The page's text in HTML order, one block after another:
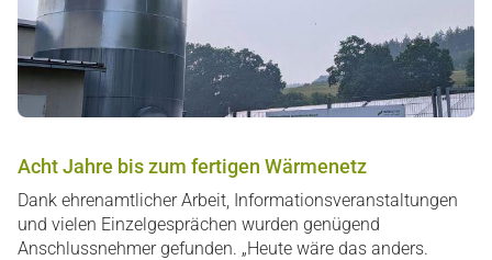
Acht Jahre bis zum fertigen Wärmenetz
Dank ehrenamtlicher Arbeit, Informationsveranstaltungen
und vielen Einzelgesprächen wurden genügend
Anschlussnehmer gefunden. „Heute wäre das anders.